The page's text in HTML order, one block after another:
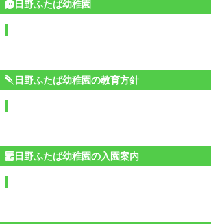
日野ふたば幼稚園
日野ふたば幼稚園の教育方針
日野ふたば幼稚園の入園案内